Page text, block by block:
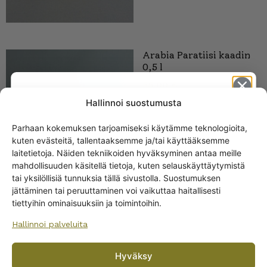
Hallinnoi suostumusta
Parhaan kokemuksen tarjoamiseksi käytämme teknologioita,
kuten evästeitä, tallentaaksemme ja/tai käyttääksemme
laitetietoja. Näiden tekniikoiden hyväksyminen antaa meille
mahdollisuuden käsitellä tietoja, kuten selauskäyttäytymistä
tai yksilöllisiä tunnuksia tällä sivustolla. Suostumuksen
jättäminen tai peruuttaminen voi vaikuttaa haitallisesti
tiettyihin ominaisuuksiin ja toimintoihin.
Hallinnoi palveluita
Hyväksy
Arabia Paratiisi kaadin
0,5 l
Arabia Paratiisi kaadin
Get -5%
off?
Yes! I want the discount
By subscribing to the newsletter, you consent to receiving messages from